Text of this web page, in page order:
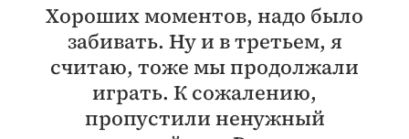
Хороших моментов, надо было
забивать. Ну и в третьем, я
считаю, тоже мы продолжали
играть. К сожалению,
пропустили ненужный